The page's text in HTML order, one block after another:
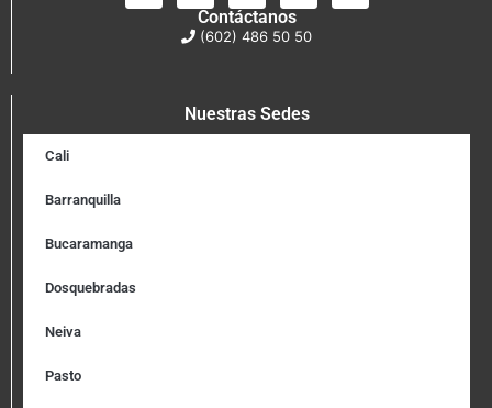
Contáctanos
(602) 486 50 50
Nuestras Sedes
Cali
Barranquilla
Bucaramanga
Dosquebradas
Neiva
Pasto